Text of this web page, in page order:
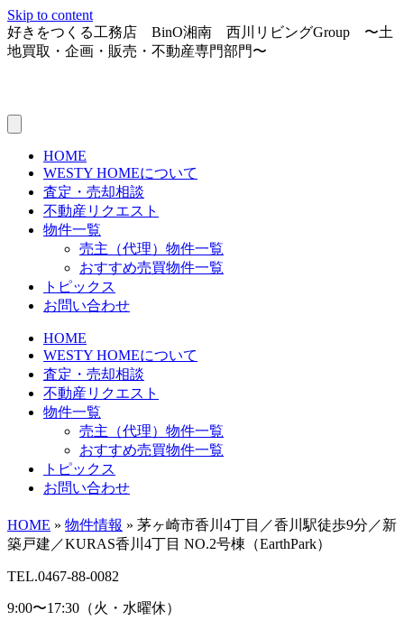
Skip to content
好きをつくる工務店 BinO湘南 西川リビングGroup 〜土
地買取・企画・販売・不動産専門部門〜
HOME
WESTY HOMEについて
査定・売却相談
不動産リクエスト
物件一覧
売主（代理）物件一覧
おすすめ売買物件一覧
トピックス
お問い合わせ
HOME
WESTY HOMEについて
査定・売却相談
不動産リクエスト
物件一覧
売主（代理）物件一覧
おすすめ売買物件一覧
トピックス
お問い合わせ
HOME » 物件情報 » 茅ヶ崎市香川4丁目／香川駅徒歩9分／新
築戸建／KURAS香川4丁目 NO.2号棟（EarthPark）
TEL.0467-88-0082
9:00〜17:30（火・水曜休）